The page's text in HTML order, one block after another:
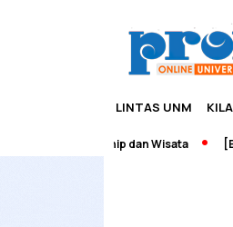
LINTAS UNM
Edupreneurship dan Wisata